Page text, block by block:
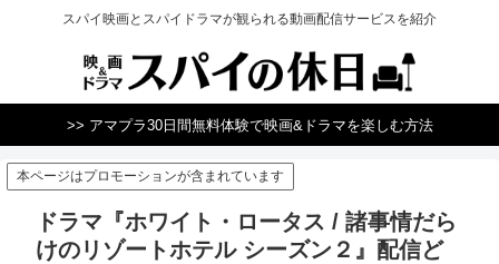
スパイ映画とスパイドラマが観られる動画配信サービスを紹介
>> アマプラ30日間無料体験で映画&ドラマを楽しむ方法
本ページはプロモーションが含まれています
ドラマ『ホワイト・ロータス / 諸事情だら
けのリゾートホテル シーズン２』配信ど